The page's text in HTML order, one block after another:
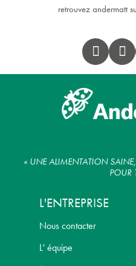
retrouvez andermatt
« UNE ALIMENTATION
POUR
L'ENTREPRISE
Nous contacter
L' équipe